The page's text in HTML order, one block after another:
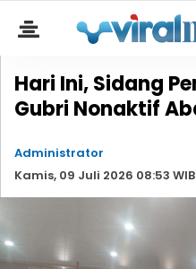
Hari Ini, Sidang
Gubri Nonaktif
Administrator
Kamis, 09 Juli 2026 08:53 WIB